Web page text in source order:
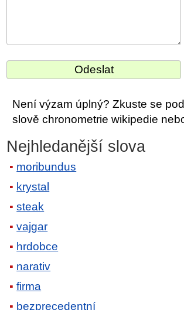
Není výzam úplný? Zkuste se
slově chronometrie wikipedie
Nejhledanější slova
moribundus
krystal
steak
vajgar
hrdobce
narativ
firma
bezprecedentní